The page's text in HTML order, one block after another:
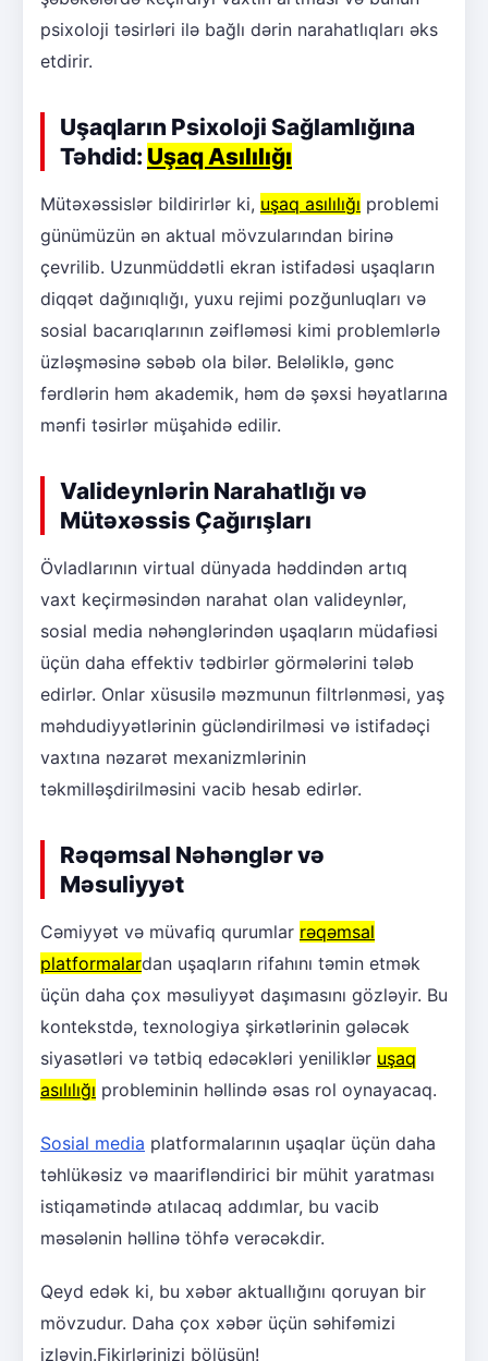
psixoloji təsirləri ilə bağlı dərin narahatlıqları əks
etdirir.
Uşaqların Psixoloji Sağlamlığına
Təhdid: Uşaq Asılılığı
Mütəxəssislər bildirirlər ki, uşaq asılılığı problemi
günümüzün ən aktual mövzularından birinə
çevrilib. Uzunmüddətli ekran istifadəsi uşaqların
diqqət dağınıqlığı, yuxu rejimi pozğunluqları və
sosial bacarıqlarının zəifləməsi kimi problemlərlə
üzləşməsinə səbəb ola bilər. Beləliklə, gənc
fərdlərin həm akademik, həm də şəxsi həyatlarına
mənfi təsirlər müşahidə edilir.
Valideynlərin Narahatlığı və
Mütəxəssis Çağırışları
Övladlarının virtual dünyada həddindən artıq
vaxt keçirməsindən narahat olan valideynlər,
sosial media nəhənglərindən uşaqların müdafiəsi
üçün daha effektiv tədbirlər görmələrini tələb
edirlər. Onlar xüsusilə məzmunun filtrlənməsi, yaş
məhdudiyyətlərinin gücləndirilməsi və istifadəçi
vaxtına nəzarət mexanizmlərinin
təkmilləşdirilməsini vacib hesab edirlər.
Rəqəmsal Nəhənglər və
Məsuliyyət
Cəmiyyət və müvafiq qurumlar rəqəmsal
platformalardan uşaqların rifahını təmin etmək
üçün daha çox məsuliyyət daşımasını gözləyir. Bu
kontekstdə, texnologiya şirkətlərinin gələcək
siyasətləri və tətbiq edəcəkləri yeniliklər uşaq
asılılığı probleminin həllində əsas rol oynayacaq.
Sosial media platformalarının uşaqlar üçün daha
təhlükəsiz və maarifləndirici bir mühit yaratması
istiqamətində atılacaq addımlar, bu vacib
məsələnin həllinə töhfə verəcəkdir.
Qeyd edək ki, bu xəbər aktuallığını qoruyan bir
mövzudur. Daha çox xəbər üçün səhifəmizi
izləyin.Fikirlərinizi bölüşün!